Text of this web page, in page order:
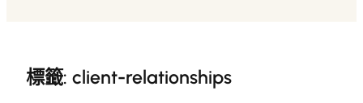
標籤: client-relationships